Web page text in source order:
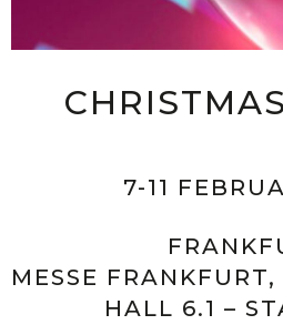
7-11
MESSE
HALL 6.1 –